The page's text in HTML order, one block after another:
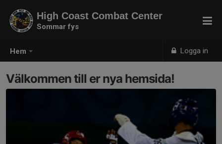
Hem Logga in
High Coast Combat Center
Sommar fys
Välkommen till er nya hemsida!